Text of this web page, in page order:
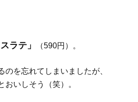
ラテ」 （590円）。
のを忘れてしまいましたが、
おいしそう（笑）。